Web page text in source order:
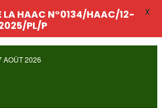
AOÛT 2026
LA HAAC N°0134/HAAC/12-
PL/P
X